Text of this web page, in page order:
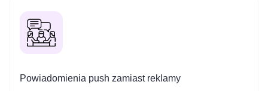
Powiadomienia push zamiast reklamy